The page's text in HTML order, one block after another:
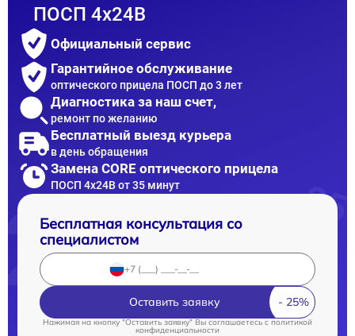
ПОСП 4x24B
Официальный сервис
Гарантийное обслуживание
оптического прицела ПОСП до 3 лет
Диагностика за наш счет,
ремонт по желанию
Бесплатный выезд курьера
в день обращения
Замена CORE оптического прицела
ПОСП 4x24B от 35 минут
Бесплатная консультация со
специалистом
Оставить заявку
Нажимая на кнопку "Оставить заявку" Вы соглашаетесь cполитикой
конфиденциальности